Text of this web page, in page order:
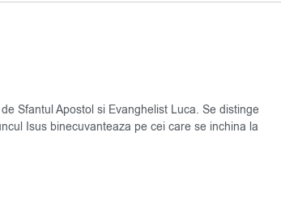
Sfantul Apostol si Evanghelist Luca. Se distinge
Isus binecuvanteaza pe cei care se inchina la